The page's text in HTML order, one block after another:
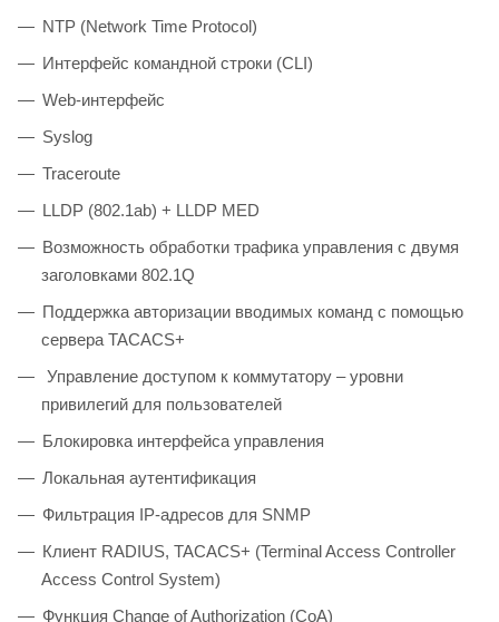
NTP (Network Time Protocol)
Интерфейс командной строки (CLI)
Web-интерфейс
Syslog
Traceroute
LLDP (802.1ab) + LLDP MED
Возможность обработки трафика управления с двумя
заголовками 802.1Q
Поддержка авторизации вводимых команд с помощью
сервера TACACS+
Управление доступом к коммутатору – уровни
привилегий для пользователей
Блокировка интерфейса управления
Локальная аутентификация
Фильтрация IP-адресов для SNMP
Клиент RADIUS, TACACS+ (Terminal Access Controller
Access Control System)
Функция Change of Authorization (CoA)